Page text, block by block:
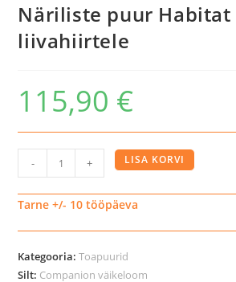
Näriliste puur Habitat
liivahiirtele
115,90 €
Näriliste
puur
Habitat
- + LISA KORVI
Tarne +/- 10 tööpäeva
Kategooria:Toapuurid
Silt: Companion väikeloom